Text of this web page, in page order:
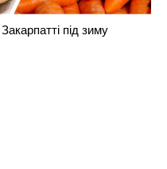
під зиму